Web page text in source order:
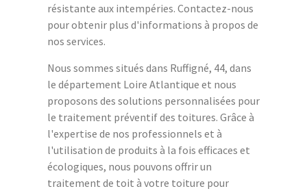
résistante aux intempéries. Contactez-nous
pour obtenir plus d'informations à propos de
nos services.
Nous sommes situés dans Ruffigné, 44, dans
le département Loire Atlantique et nous
proposons des solutions personnalisées pour
le traitement préventif des toitures. Grâce à
l'expertise de nos professionnels et à
l'utilisation de produits à la fois efficaces et
écologiques, nous pouvons offrir un
traitement de toit à votre toiture pour